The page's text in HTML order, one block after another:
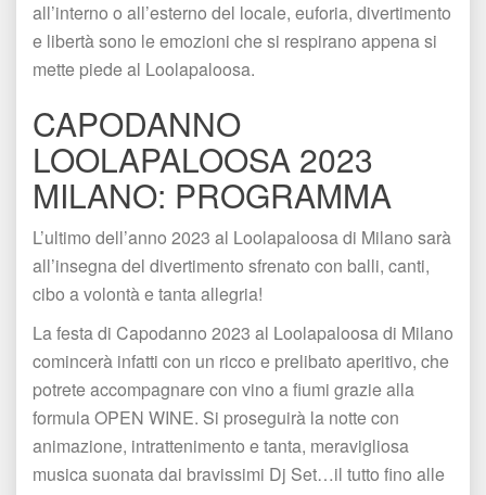
all’interno o all’esterno del locale, euforia, divertimento
e libertà sono le emozioni che si respirano appena si
mette piede al Loolapaloosa.
CAPODANNO
LOOLAPALOOSA 2023
MILANO: PROGRAMMA
L’ultimo dell’anno 2023 al Loolapaloosa di Milano sarà
all’insegna del divertimento sfrenato con balli, canti,
cibo a volontà e tanta allegria!
La festa di Capodanno 2023 al Loolapaloosa di Milano
comincerà infatti con un ricco e prelibato aperitivo, che
potrete accompagnare con vino a fiumi grazie alla
formula OPEN WINE. Si proseguirà la notte con
animazione, intrattenimento e tanta, meravigliosa
musica suonata dai bravissimi Dj Set…il tutto fino alle